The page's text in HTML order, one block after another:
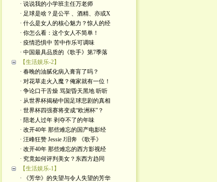
· 说说我的小学班主任万老师
· 足球是啥？是公平 、酒精、亦或X
· 什么是女人的核心魅力？惊人的经
· 你怎么看：这个女人不简单！
· 疫情恐惧中 苦中作乐可调味
· 中国最具品质的《歌手》第7季落
【生活娱乐-2】
· 春晚的油腻化病入膏肓了吗？
· 对花草走火入魔？俺家就有一位！
· 争论口干舌燥 骂架昏天黑地 听听
· 从世界杯揭秘中国足球悲剧的真相
· 世界杯四强赛将变成“欧洲杯”？
· 陪老人过年 剥夺不了的年味
· 改开40年 那些难忘的国产电影经
· 汪峰狂赞 Jessie J泪奔 《歌手》
· 改开40年 那些难忘的西方影视经
· 究竟如何评判美女？东西方趋同
【生活娱乐-1】
· 《芳华》的失望与令人失望的芳华